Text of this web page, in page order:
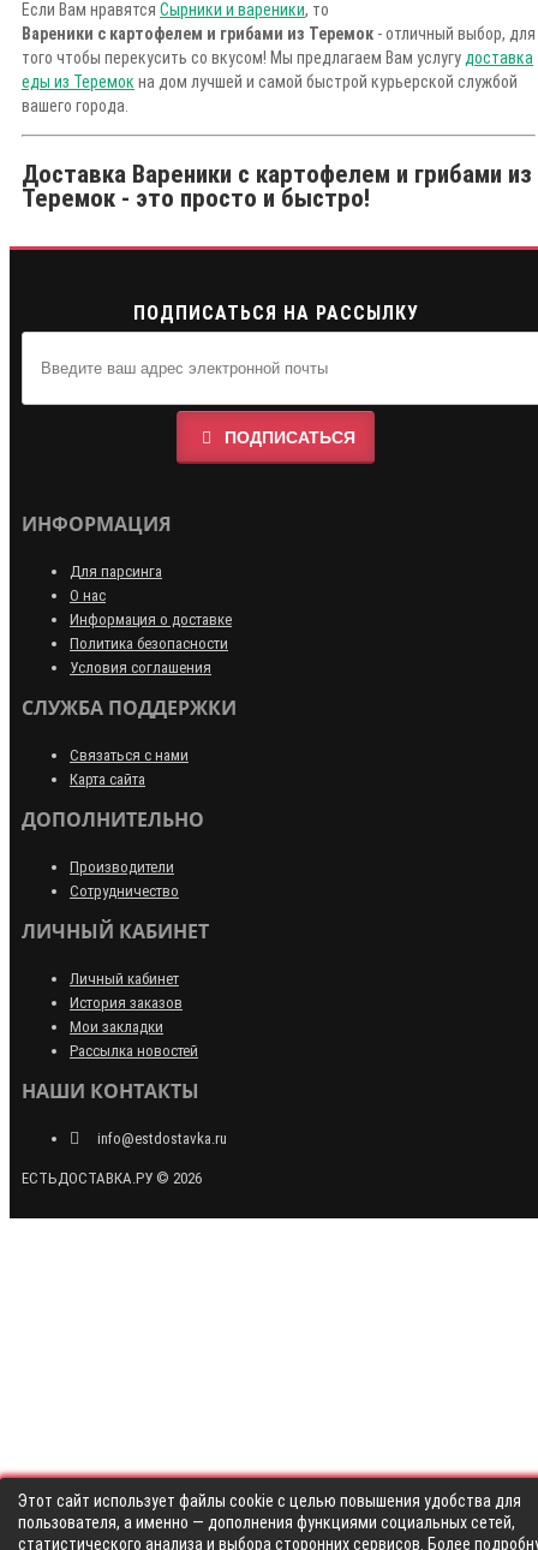
Если Вам нравятся Сырники и вареники, то
Вареники с картофелем и грибами из Теремок - отличный выбор, для
того чтобы перекусить со вкусом! Мы предлагаем Вам услугу доставка
еды из Теремок на дом лучшей и самой быстрой курьерской службой
вашего города.
Доставка Вареники с картофелем и грибами из
Теремок - это просто и быстро!
ПОДПИСАТЬСЯ НА РАССЫЛКУ
ПОДПИСАТЬСЯ
ИНФОРМАЦИЯ
Для парсинга
О нас
Информация о доставке
Политика безопасности
Условия соглашения
СЛУЖБА ПОДДЕРЖКИ
Связаться с нами
Карта сайта
ДОПОЛНИТЕЛЬНО
Производители
Сотрудничество
ЛИЧНЫЙ КАБИНЕТ
Личный кабинет
История заказов
Мои закладки
Рассылка новостей
НАШИ КОНТАКТЫ
info@estdostavka.ru
ЕСТЬДОСТАВКА.РУ © 2026
Этот сайт использует файлы cookie с целью повышения удобства для
пользователя, а именно — дополнения функциями социальных сетей,
статистического анализа и выбора сторонних сервисов. Более